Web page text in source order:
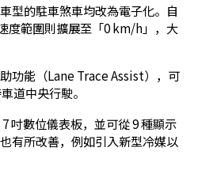
型的駐車煞車均改為電子化。自
度範圍則擴展至「0 km/h」，大
功能（Lane Trace Assist），可
道中央行駛。
吋數位儀表板，並可從 9 種顯示
有所改善，例如引入新型冷媒以